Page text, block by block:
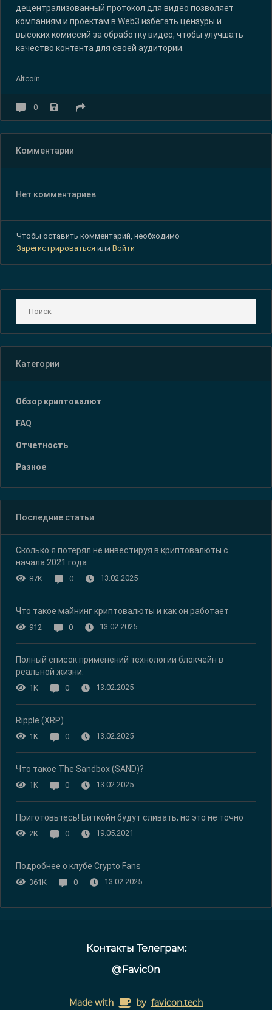
децентрализованный протокол для видео позволяет
компаниям и проектам в Web3 избегать цензуры и
высоких комиссий за обработку видео, чтобы улучшать
качество контента для своей аудитории.
Altcoin
0
Комментарии
Нет комментариев
Чтобы оставить комментарий, необходимо
Зарегистрироваться или Войти
Категории
Обзор криптовалют
FAQ
Отчетность
Разное
Последние статьи
Сколько я потерял не инвестируя в криптовалюты с
начала 2021 года
87K 0 13.02.2025
Что такое майнинг криптовалюты и как он работает
912 0 13.02.2025
Полный список применений технологии блокчейн в
реальной жизни.
1K 0 13.02.2025
Ripple (XRP)
1K 0 13.02.2025
Что такое The Sandbox (SAND)?
1K 0 13.02.2025
Приготовьтесь! Биткойн будут сливать, но это не точно
2K 0 19.05.2021
Подробнее о клубе Crypto Fans
361K 0 13.02.2025
Контакты Телеграм:
@Favic0n
Made with by favicon.tech